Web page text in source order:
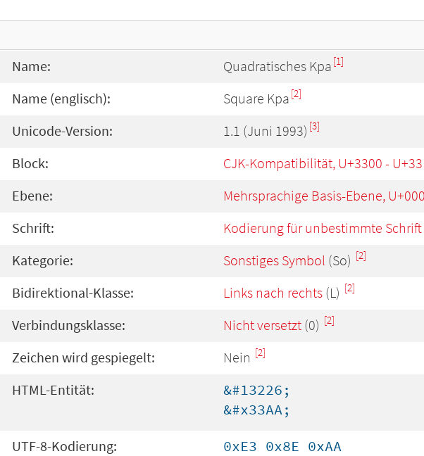
Name: Quadratisches Kpa [1]
Name (englisch): Square Kpa [2]
Unicode-Version: 1.1 (Juni 1993) [3]
Block: CJK-Kompatibilität, U+3300 -
Ebene: Mehrsprachige Basis-Ebene,
Schrift: Kodierung für unbestimmte Schrift
Kategorie: Sonstiges Symbol (So) [2]
Bidirektional-Klasse: Links nach rechts (L) [2]
Verbindungsklasse: Nicht versetzt (0) [2]
Zeichen wird gespiegelt: Nein [2]
HTML-Entität:
&#13226;
&#x33AA;
UTF-8-Kodierung:
0xE3 0x8E 0xAA